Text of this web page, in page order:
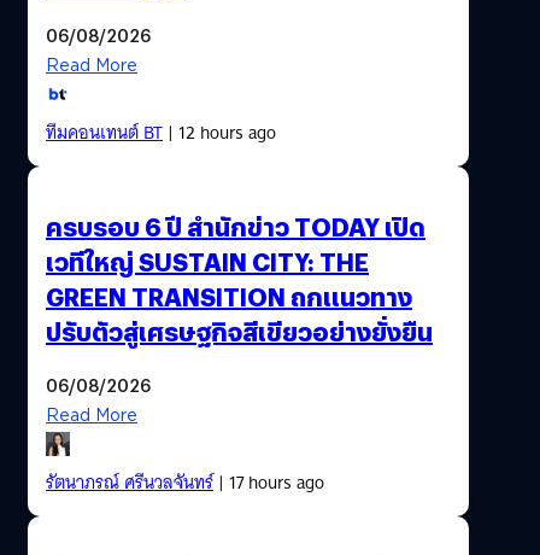
06/08/2026
Read More
ทีมคอนเทนต์ BT| 12 hours ago
ครบรอบ 6 ปี สำนักข่าว TODAY เปิด
เวทีใหญ่ SUSTAIN CITY: THE
GREEN TRANSITION ถกแนวทาง
ปรับตัวสู่เศรษฐกิจสีเขียวอย่างยั่งยืน
06/08/2026
Read More
รัตนาภรณ์ ศรีนวลจันทร์| 17 hours ago